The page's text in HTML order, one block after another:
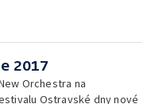
2017
Orchestra na
Ostravské dny nové